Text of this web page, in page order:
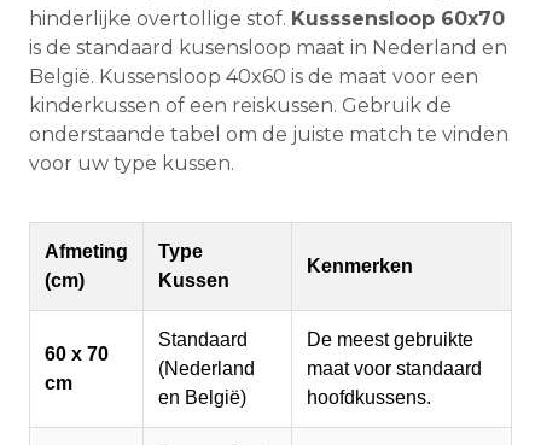
hinderlijke overtollige stof. Kusssensloop 60x70
is de standaard kusensloop maat in Nederland en
België. Kussensloop 40x60 is de maat voor een
kinderkussen of een reiskussen. Gebruik de
onderstaande tabel om de juiste match te vinden
voor uw type kussen.
Afmeting
(cm)
Type
Kussen
Kenmerken
60 x 70
cm
Standaard
(Nederland
en België)
De meest gebruikte
maat voor standaard
hoofdkussens.